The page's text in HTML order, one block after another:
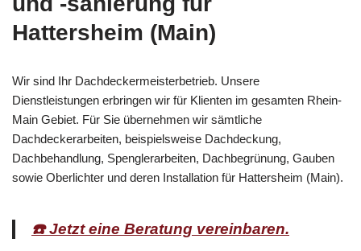
Hattersheim (Main)
Wir sind Ihr Dachdeckermeisterbetrieb. Unsere
Dienstleistungen erbringen wir für Klienten im gesamten Rhein-
Main Gebiet. Für Sie übernehmen wir sämtliche
Dachdeckerarbeiten, beispielsweise Dachdeckung,
Dachbehandlung, Spenglerarbeiten, Dachbegrünung, Gauben
sowie Oberlichter und deren Installation für Hattersheim (Main).
☎️ Jetzt eine Beratung vereinbaren.